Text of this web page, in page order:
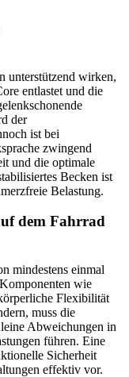
unterstützend wirken,
entlastet und die
der
ist bei
zwingend
und die optimale
Becken ist
Belastung.
dem Fahrrad
mindestens einmal
wie
Flexibilität
muss die
Abweichungen in
führen. Eine
Sicherheit
effektiv vor.